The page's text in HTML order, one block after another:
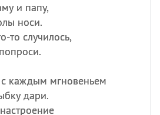
и папу,
носи.
то случилось,
с каждым мгновеньем
дари.